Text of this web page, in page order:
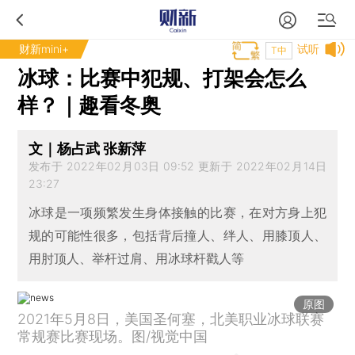
财新mini+ 试听
T中
冰球：比赛中犯规、打架会怎么
样？｜趣看冬奥
文｜杨占武 张新萍
发布于 2022年02月03日 09:52 更新于 2022年02月14日
23:27
冰球是一项频繁发生身体接触的比赛，在对方身上犯
规的可能性很多，包括背后撞人、绊人、用膝顶人、
用肘顶人、举杆过肩、用冰球杆戳人等
原图
2021年5月8日，美国圣何塞，北美职业冰球联赛
常规赛比赛现场。图/视觉中国